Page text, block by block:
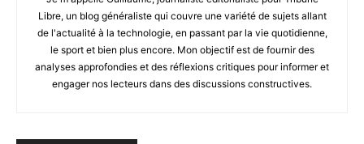
Libre, un blog généraliste qui couvre une variété de sujets allant
de l'actualité à la technologie, en passant par la vie quotidienne,
le sport et bien plus encore. Mon objectif est de fournir des
analyses approfondies et des réflexions critiques pour informer et
engager nos lecteurs dans des discussions constructives.